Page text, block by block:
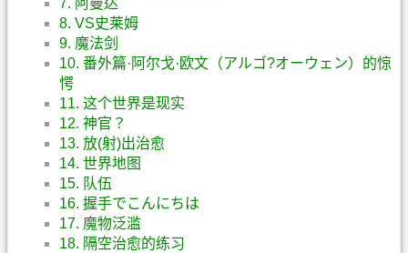
8. VS史莱姆
9. 魔法剑
10. 番外篇·阿尔戈·欧文（アルゴ?オーウェン）的惊
愕
11. 这个世界是现实
12. 神官？
13. 放(射)出治愈
14. 世界地图
15. 队伍
16. 握手でこんにちは
17. 魔物泛滥
18. 隔空治愈的练习